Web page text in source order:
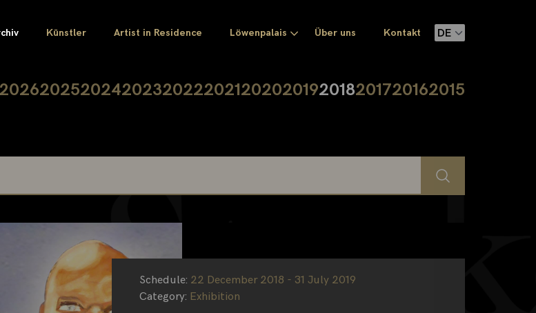
Künstler Artist in Residence Löwenpalais Über uns Kontakt
202620252024202320222021202020192018201720162015
Schedule: 22 December 2018 - 31 July 2019
Category: Exhibition